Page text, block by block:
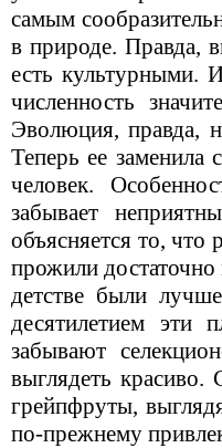
самым
в природе. Правда,
есть культурными.
численность
Эволюция, правда,
Теперь ее заменила
человек.
забывает
объясняется то,
прожили достаточно
детстве были
десятилетием эти
забывают
выглядеть
грейпфруты,
по-прежнему